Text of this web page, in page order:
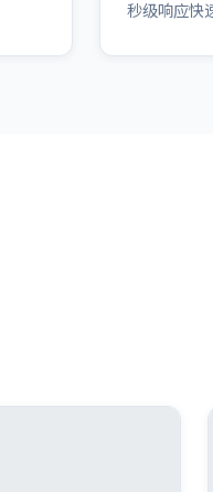
秒级响应快